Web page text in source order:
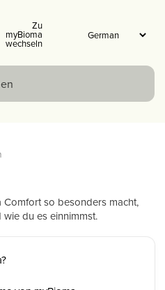
Zu
myBioma
wechseln
Comfort so besonders macht,
du es einnimmst.